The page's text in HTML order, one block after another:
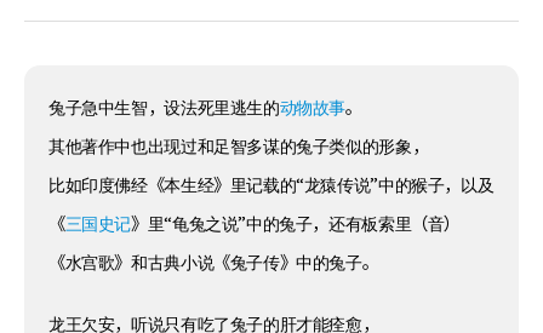
兔子急中生智，设法死里逃生的动物故事。
其他著作中也出现过和足智多谋的兔子类似的形象，
比如印度佛经《本生经》里记载的“龙猿传说”中的猴子，以及
《三国史记》里“龟兔之说”中的兔子，还有板索里（音）
《水宫歌》和古典小说《兔子传》中的兔子。
龙王欠安，听说只有吃了兔子的肝才能痊愈，